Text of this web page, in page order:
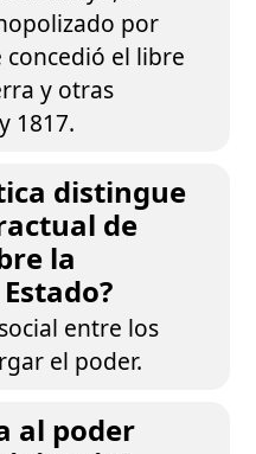
por
concedió el libre
y otras
1817.
distingue
de
la
entre los
el poder.
al poder